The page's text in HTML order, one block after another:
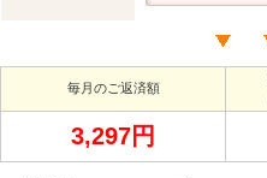
毎月のご返済額
3,297円